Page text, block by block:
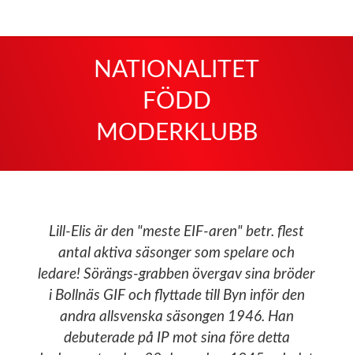
NATIONALITET
FÖDD
MODERKLUBB
Lill-Elis är den "meste EIF-aren" betr. flest
antal aktiva säsonger som spelare och
ledare! Sörängs-grabben övergav sina bröder
i Bollnäs GIF och flyttade till Byn inför den
andra allsvenska säsongen 1946. Han
debuterade på IP mot sina före detta